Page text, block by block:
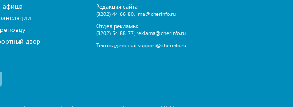
афиша
двор
Редакция сайта:
(8202) 44-66-80, ima@cherinfo.ru
Отдел рекламы:
(8202) 54-88-77, reklama@cherinfo.ru
Техподдержка: support@cherinfo.ru